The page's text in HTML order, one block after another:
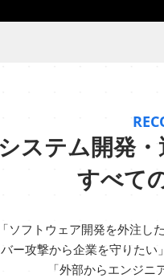
ステム開発
すべて
ソフトウェア開発を外注し
ー攻撃から企業を守りたい
「外部からエンジ